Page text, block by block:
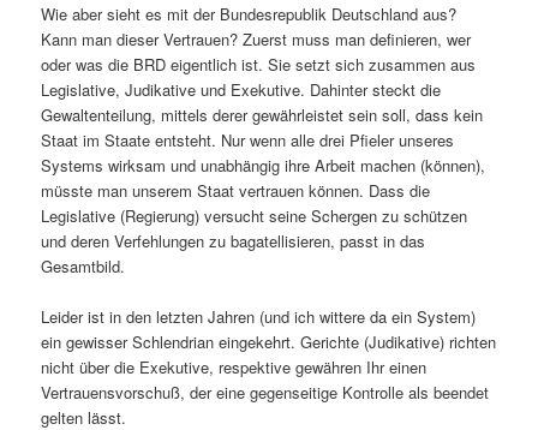
Wie aber sieht es mit der Bundesrepublik Deutschland aus?
Kann man dieser Vertrauen? Zuerst muss man definieren, wer
oder was die BRD eigentlich ist. Sie setzt sich zusammen aus
Legislative, Judikative und Exekutive. Dahinter steckt die
Gewaltenteilung, mittels derer gewährleistet sein soll, dass kein
Staat im Staate entsteht. Nur wenn alle drei Pfieler unseres
Systems wirksam und unabhängig ihre Arbeit machen (können),
müsste man unserem Staat vertrauen können. Dass die
Legislative (Regierung) versucht seine Schergen zu schützen
und deren Verfehlungen zu bagatellisieren, passt in das
Gesamtbild.
Leider ist in den letzten Jahren (und ich wittere da ein System)
ein gewisser Schlendrian eingekehrt. Gerichte (Judikative) richten
nicht über die Exekutive, respektive gewähren Ihr einen
Vertrauensvorschuß, der eine gegenseitige Kontrolle als beendet
gelten lässt.